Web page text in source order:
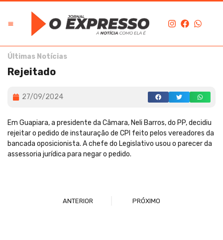
Últimas Notícias
Rejeitado
27/09/2024
Em Guapiara, a presidente da Câmara, Neli Barros, do PP, decidiu
rejeitar o pedido de instauração de CPI feito pelos vereadores da
bancada oposicionista. A chefe do Legislativo usou o parecer da
assessoria jurídica para negar o pedido.
ANTERIOR PRÓXIMO